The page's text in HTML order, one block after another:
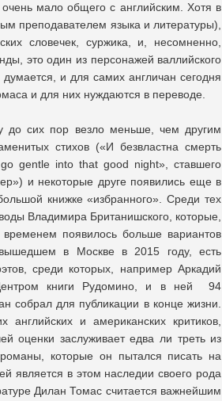
мало общего с английским. Хотя в
преподавателем языка и литературы),
словечек, суржика, и, несомненно,
это один из персонажей валлийского
и для самих англичан сегодня
и для них нуждаются в переводе.
до сих пор везло меньше, чем другим
стихов («И безвластна смерть
gentle into that good night», ставшего
и некоторые друге появились еще в
книжке «избранного». Среди тех
Владимира Британишского, которые,
появилось больше вариантов
в Москве в 2015 году, есть
среди которых, например Аркадий
книги Рудомино, и в ней 94
собрал для публикации в конце жизни.
и американских критиков,
оценки заслуживает едва ли треть из
которые он пытался писать на
является в этом наследии своего рода
Дилан Томас считается важнейшим